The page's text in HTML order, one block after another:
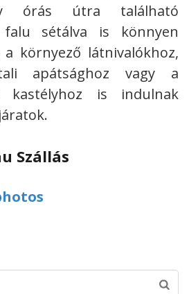
órás útra található
sétálva is könnyen
környező látnivalókhoz,
apátsághoz vagy a
kastélyhoz is indulnak
Szállás